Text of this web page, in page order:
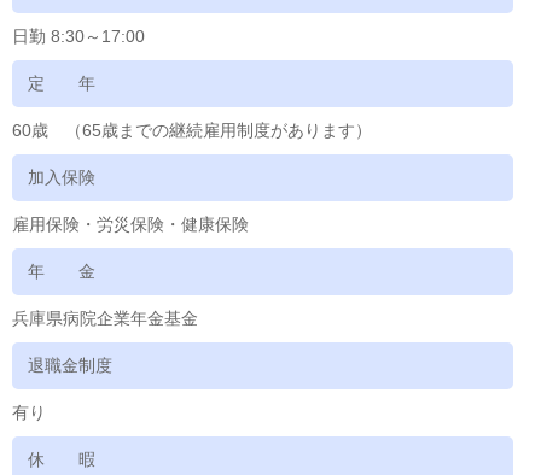
日勤 8:30～17:00
定 年
60歳 （65歳までの継続雇用制度があります）
加入保険
雇用保険・労災保険・健康保険
年 金
兵庫県病院企業年金基金
退職金制度
有り
休 暇